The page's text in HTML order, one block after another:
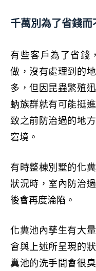
千萬別為了省錢而
有些客戶為了省錢
做，沒有處理到的
多，但因昆蟲繁殖
蚋族群就有可能挺
致之前防治過的地
窘境。
有時整棟別墅的化
狀況時，室內防治
後會再度淪陷。
化糞池內孳生有大
會與上述所呈現的
糞池的洗手間會很